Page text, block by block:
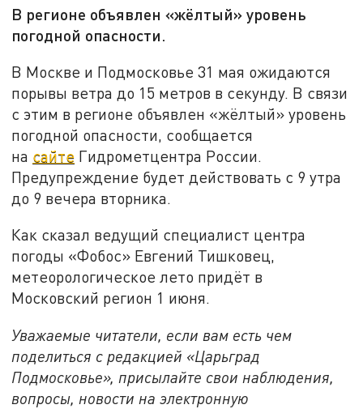
В регионе объявлен «жёлтый» уровень
погодной опасности.
В Москве и Подмосковье 31 мая ожидаются
порывы ветра до 15 метров в секунду. В связи
с этим в регионе объявлен «жёлтый» уровень
погодной опасности, сообщается
на сайте Гидрометцентра России.
Предупреждение будет действовать с 9 утра
до 9 вечера вторника.
Как сказал ведущий специалист центра
погоды «Фобос» Евгений Тишковец,
метеорологическое лето придёт в
Московский регион 1 июня.
Уважаемые читатели, если вам есть чем
поделиться с редакцией «Царьград
Подмосковье», присылайте свои наблюдения,
вопросы, новости на электронную